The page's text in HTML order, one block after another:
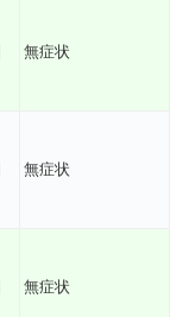
無症状
無症状
無症状